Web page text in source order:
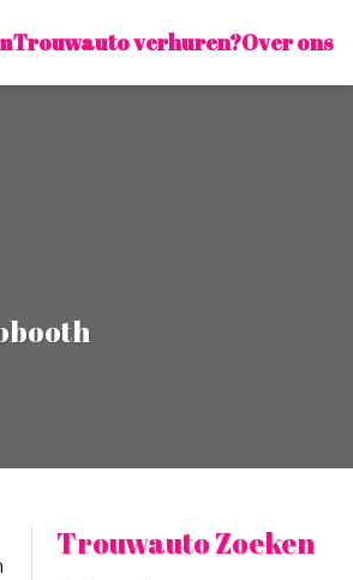
Trouwauto verhuren?Over ons
Trouwauto Zoeken